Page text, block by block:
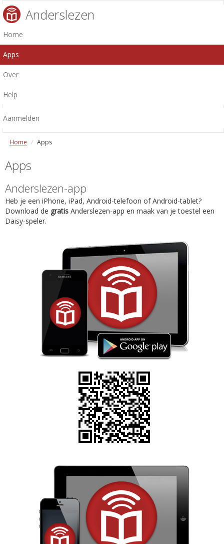
Anderslezen
Home
Apps
Over
Help
Aanmelden
Home Apps
Apps
Anderslezen-app
Heb je een iPhone, iPad, Android-telefoon of Android-tablet?
Download de gratis Anderslezen-app en maak van je toestel een
Daisy-speler.